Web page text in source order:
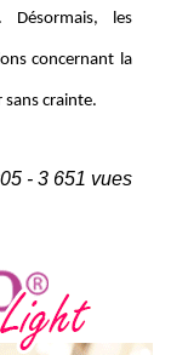
les
concernant la
crainte.
- 3 651 vues